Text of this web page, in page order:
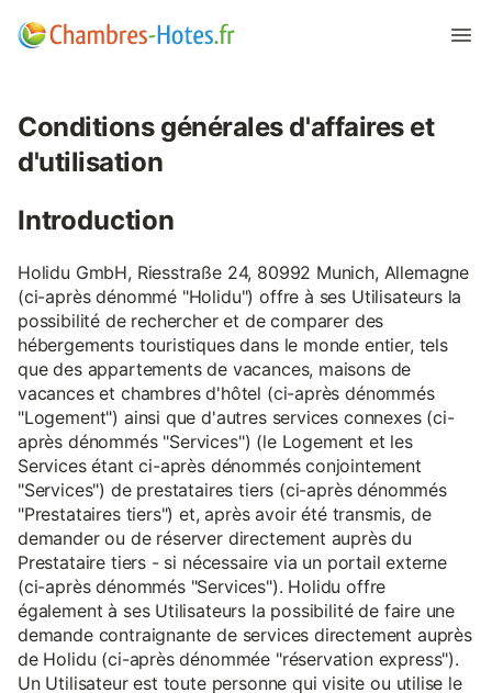
Conditions générales d'affaires et
d'utilisation
Introduction
Holidu GmbH, Riesstraße 24, 80992 Munich, Allemagne
(ci-après dénommé "Holidu") offre à ses Utilisateurs la
possibilité de rechercher et de comparer des
hébergements touristiques dans le monde entier, tels
que des appartements de vacances, maisons de
vacances et chambres d'hôtel (ci-après dénommés
"Logement") ainsi que d'autres services connexes (ci-
après dénommés "Services") (le Logement et les
Services étant ci-après dénommés conjointement
"Services") de prestataires tiers (ci-après dénommés
"Prestataires tiers") et, après avoir été transmis, de
demander ou de réserver directement auprès du
Prestataire tiers - si nécessaire via un portail externe
(ci-après dénommés "Services"). Holidu offre
également à ses Utilisateurs la possibilité de faire une
demande contraignante de services directement auprès
de Holidu (ci-après dénommée "réservation express").
Un Utilisateur est toute personne qui visite ou utilise le